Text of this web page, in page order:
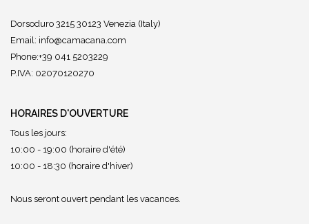
Dorsoduro 3215 30123 Venezia (Italy)
Email: info@camacana.com
Phone:+39 041 5203229
P.IVA: 02070120270
HORAIRES D'OUVERTURE
Tous les jours:
10:00 - 19:00 (horaire d'été)
10:00 - 18:30 (horaire d'hiver)
Nous seront ouvert pendant les vacances.